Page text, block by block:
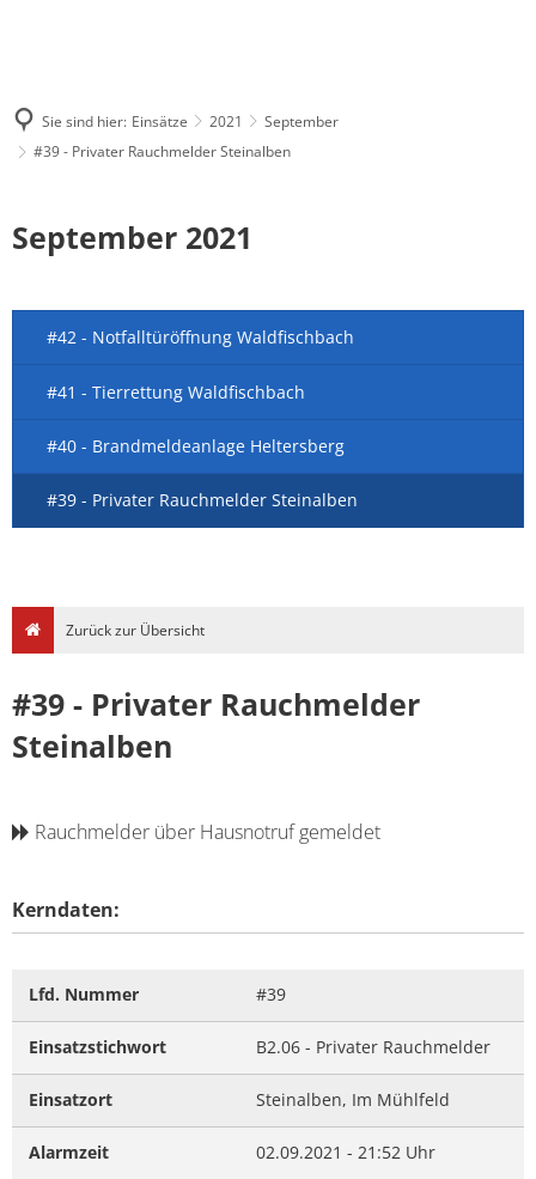
Sie sind hier: Einsätze 2021
September
#39 - Privater Rauchmelder Steinalben
September 2021
#42 - Notfalltüröffnung Waldfischbach
#41 - Tierrettung Waldfischbach
#40 - Brandmeldeanlage Heltersberg
#39 - Privater Rauchmelder Steinalben
Zurück zur Übersicht
#39 - Privater Rauchmelder
Steinalben
Rauchmelder über Hausnotruf gemeldet
Kerndaten:
Lfd. Nummer #39
Einsatzstichwort B2.06 - Privater Rauchmelder
Einsatzort Steinalben, Im Mühlfeld
Alarmzeit 02.09.2021 - 21:52 Uhr